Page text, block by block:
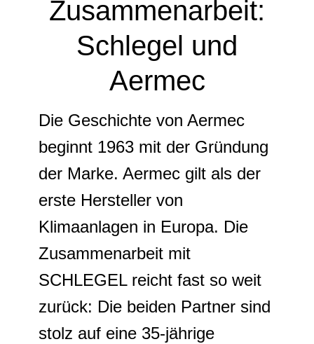
Zusammenarbeit:
Schlegel und
Aermec
Die Geschichte von Aermec
beginnt 1963 mit der Gründung
der Marke. Aermec gilt als der
erste Hersteller von
Klimaanlagen in Europa. Die
Zusammenarbeit mit
SCHLEGEL reicht fast so weit
zurück: Die beiden Partner sind
stolz auf eine 35-jährige